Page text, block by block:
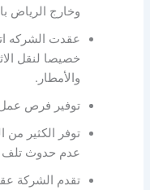
وخارج الرياض
عقدت الشركه
خصيصا لنقل
والأمطار.
توفير فرص عمل
توفر الكثير من
عدم حدوث تلف
تقدم الشركة